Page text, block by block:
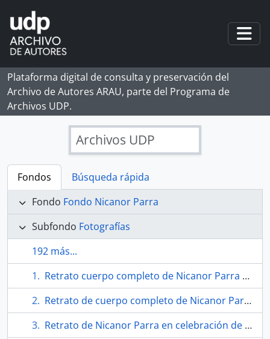
Skip to main content
Plataforma digital de consulta y preservación del
Archivo de Autores ARAU, parte del Programa de
Archivos UDP.
Archivos UDP
Fondos
Búsqueda rápida
Fondo Fondo Nicanor Parra
Subfondo Fotografías
192 más...
Retrato cuerpo completo de Nicanor Parra ampliado
Retrato de cuerpo completo de Nicanor Parra
Retrato de Nicanor Parra en celebración de sus 80 años